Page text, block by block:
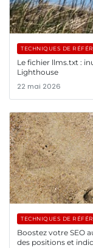
TECHNIQUES DE
Le fichier llms.txt :
Lighthouse
22 mai 2026
TECHNIQUES DE
Boostez votre SEO
des positions et